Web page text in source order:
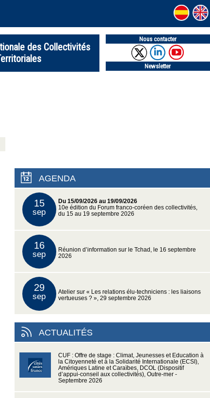
des Collectivités
Nous contacter
Newsletter
AGENDA
15
sep
Du 15/09/2026 au 19/09/2026
10e édition du Forum franco-coréen des collectivités,
du 15 au 19 septembre 2026
16
sep
Réunion d’information sur le Tchad, le 16 septembre
2026
29
sep
Atelier sur « Les relations élu-techniciens : les liaisons
vertueuses ? », 29 septembre 2026
ACTUALITÉS
CUF : Offre de stage : Climat, Jeunesses et Education à
la Citoyenneté et à la Solidarité Internationale (ECSI),
Amériques Latine et Caraïbes, DCOL (Dispositif
d’appui-conseil aux collectivités), Outre-mer -
Septembre 2026